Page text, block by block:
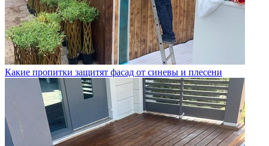
Какие пропитки защитят фасад от синевы и плесени